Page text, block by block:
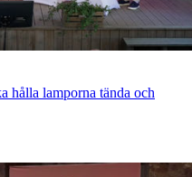
hålla lamporna tända och